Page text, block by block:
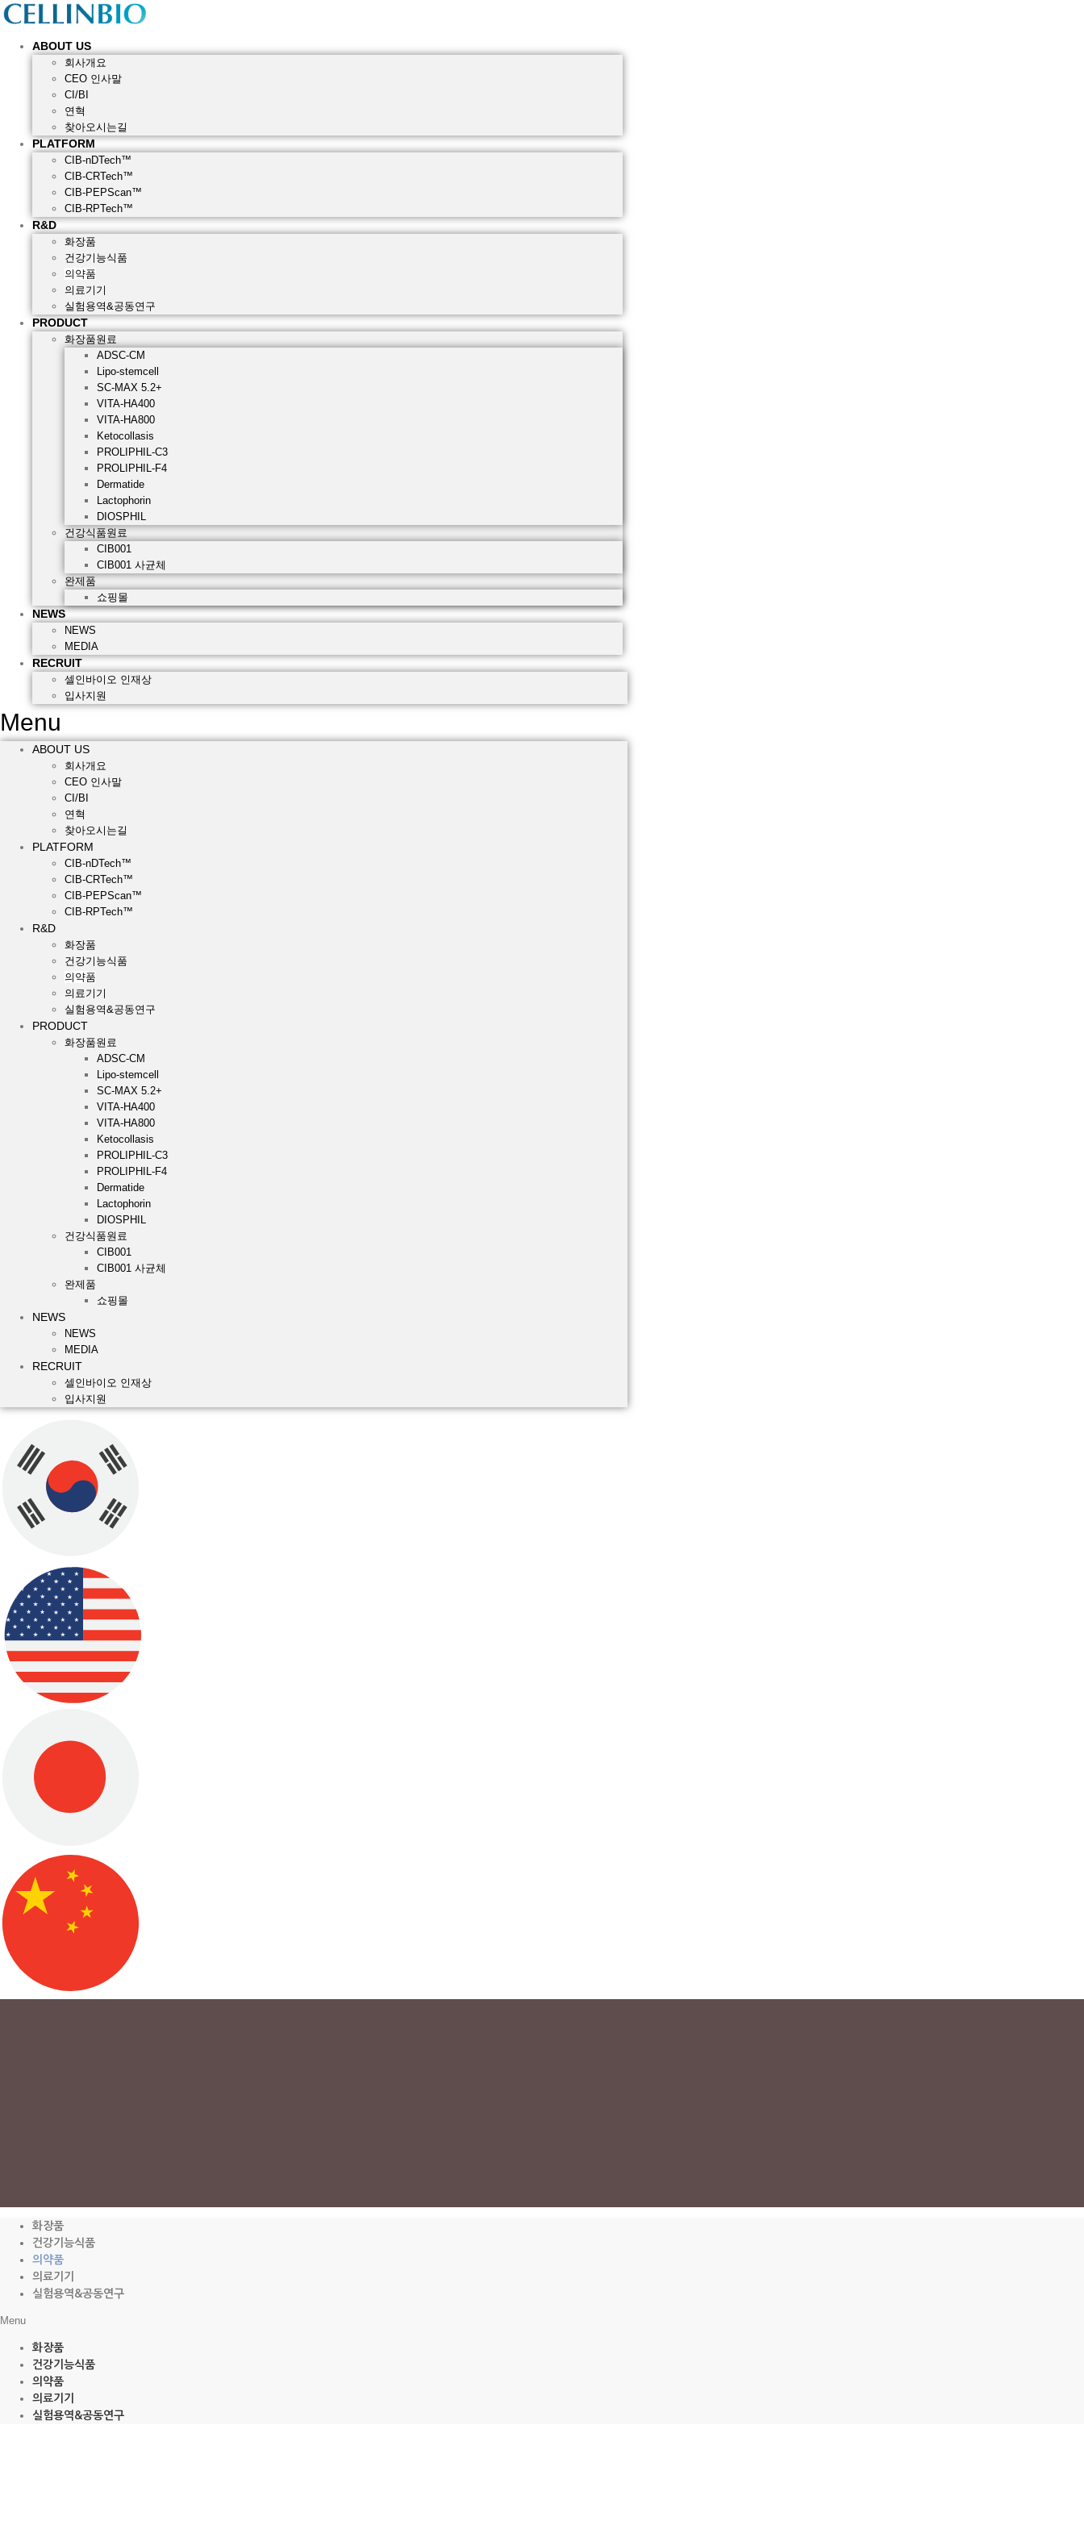
ABOUT US
회사개요
CEO 인사말
CI/BI
연혁
찾아오시는길
PLATFORM
CIB-nDTech™
CIB-CRTech™
CIB-PEPScan™
CIB-RPTech™
R&D
화장품
건강기능식품
의약품
의료기기
실험용역&공동연구
PRODUCT
화장품원료
ADSC-CM
Lipo-stemcell
SC-MAX 5.2+
VITA-HA400
VITA-HA800
Ketocollasis
PROLIPHIL-C3
PROLIPHIL-F4
Dermatide
Lactophorin
DIOSPHIL
건강식품원료
CIB001
CIB001 사균체
완제품
쇼핑몰
NEWS
NEWS
MEDIA
RECRUIT
셀인바이오 인재상
입사지원
Menu
ABOUT US
회사개요
CEO 인사말
CI/BI
연혁
찾아오시는길
PLATFORM
CIB-nDTech™
CIB-CRTech™
CIB-PEPScan™
CIB-RPTech™
R&D
화장품
건강기능식품
의약품
의료기기
실험용역&공동연구
PRODUCT
화장품원료
ADSC-CM
Lipo-stemcell
SC-MAX 5.2+
VITA-HA400
VITA-HA800
Ketocollasis
PROLIPHIL-C3
PROLIPHIL-F4
Dermatide
Lactophorin
DIOSPHIL
건강식품원료
CIB001
CIB001 사균체
완제품
쇼핑몰
NEWS
NEWS
MEDIA
RECRUIT
셀인바이오 인재상
입사지원
화장품
건강기능식품
의약품
의료기기
실험용역&공동연구
Menu
화장품
건강기능식품
의약품
의료기기
실험용역&공동연구